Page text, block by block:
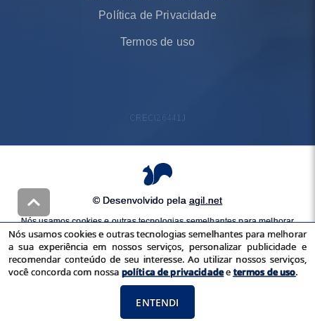
Política de Privacidade
Termos de uso
CRECI 26441J
© Desenvolvido pela agil.net
Nós usamos cookies e outras tecnologias semelhantes para melhorar
a sua experiência em nossos serviços, personalizar publicidade e
recomendar conteúdo de seu interesse. Ao utilizar nossos serviços,
você concorda com nossapolítica de privacidadeetermos de uso
Nós usamos cookies e outras tecnologias semelhantes para melhorar
a sua experiência em nossos serviços, personalizar publicidade e
recomendar conteúdo de seu interesse. Ao utilizar nossos serviços,
você concorda com nossa política de privacidadeetermos de uso.
ENTENDI